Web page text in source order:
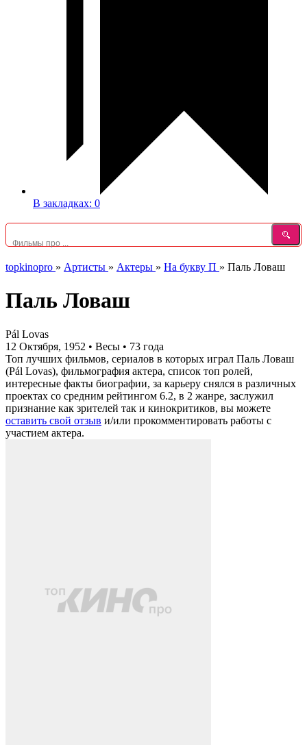
В закладках: 0
topkinopro » Артисты » Актеры » На букву П » Паль Ловаш
Паль Ловаш
Pál Lovas
12 Октября, 1952 • Весы • 73 года
Топ лучших фильмов, сериалов в которых играл Паль Ловаш
(Pál Lovas), фильмография актера, список топ ролей,
интересные факты биографии, за карьеру снялся в различных
проектах со средним рейтингом 6.2, в 2 жанре, заслужил
признание как зрителей так и кинокритиков, вы можете
оставить свой отзыв и/или прокомментировать работы с
участием актера.